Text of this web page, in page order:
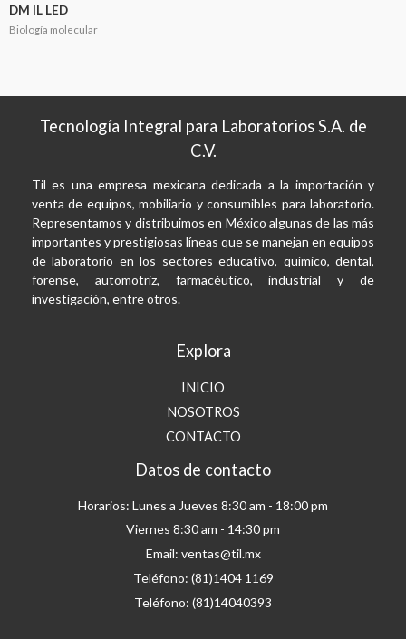
DM IL LED
Biología molecular
Tecnología Integral para Laboratorios S.A. de
C.V.
Til es una empresa mexicana dedicada a la importación y
venta de equipos, mobiliario y consumibles para laboratorio.
Representamos y distribuimos en México algunas de las más
importantes y prestigiosas líneas que se manejan en equipos
de laboratorio en los sectores educativo, químico, dental,
forense, automotriz, farmacéutico, industrial y de
investigación, entre otros.
Explora
INICIO
NOSOTROS
CONTACTO
Datos de contacto
Horarios: Lunes a Jueves 8:30 am - 18:00 pm
Viernes 8:30 am - 14:30 pm
Email: ventas@til.mx
Teléfono: (81)1404 1169
Teléfono: (81)14040393